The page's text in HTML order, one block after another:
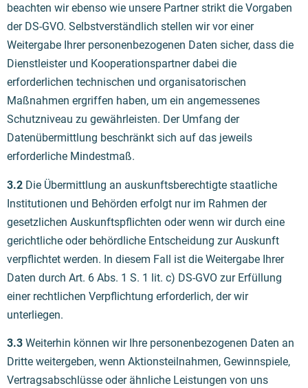
beachten wir ebenso wie unsere Partner strikt die Vorgaben
der DS-GVO. Selbstverständlich stellen wir vor einer
Weitergabe Ihrer personenbezogenen Daten sicher, dass die
Dienstleister und Kooperationspartner dabei die
erforderlichen technischen und organisatorischen
Maßnahmen ergriffen haben, um ein angemessenes
Schutzniveau zu gewährleisten. Der Umfang der
Datenübermittlung beschränkt sich auf das jeweils
erforderliche Mindestmaß.
3.2 Die Übermittlung an auskunftsberechtigte staatliche
Institutionen und Behörden erfolgt nur im Rahmen der
gesetzlichen Auskunftspflichten oder wenn wir durch eine
gerichtliche oder behördliche Entscheidung zur Auskunft
verpflichtet werden. In diesem Fall ist die Weitergabe Ihrer
Daten durch Art. 6 Abs. 1 S. 1 lit. c) DS-GVO zur Erfüllung
einer rechtlichen Verpflichtung erforderlich, der wir
unterliegen.
3.3 Weiterhin können wir Ihre personenbezogenen Daten an
Dritte weitergeben, wenn Aktionsteilnahmen, Gewinnspiele,
Vertragsabschlüsse oder ähnliche Leistungen von uns